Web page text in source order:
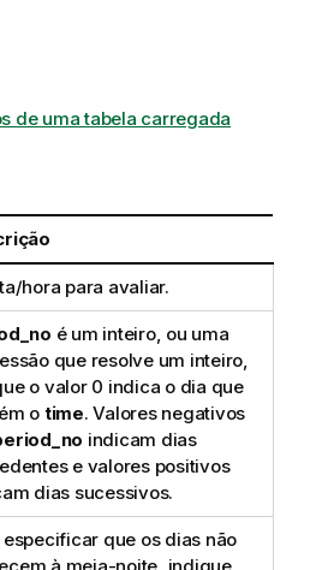
de uma tabela carregada
hora para avaliar.
é um inteiro, ou uma
que resolve um inteiro,
o valor 0 indica o dia que
o time. Valores negativos
indicam dias
e valores positivos
dias sucessivos.
especificar que os dias não